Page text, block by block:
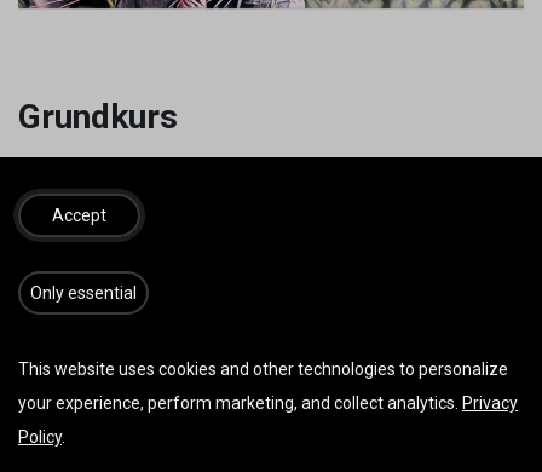
Grundkurs
IN DEN WARENKORB
Auf die Wunschliste
AGB
Accept
​​​Only essential
This website uses cookies and other technologies to personalize
your experience, perform marketing, and collect analytics. Privacy
Policy.